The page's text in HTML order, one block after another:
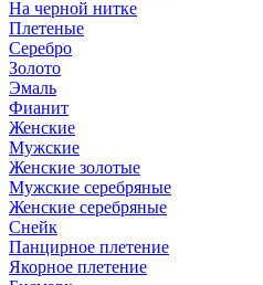
На черной нитке
Плетеные
Серебро
Золото
Эмаль
Фианит
Женские
Мужские
Женские золотые
Мужские серебряные
Женские серебряные
Снейк
Панцирное плетение
Якорное плетение